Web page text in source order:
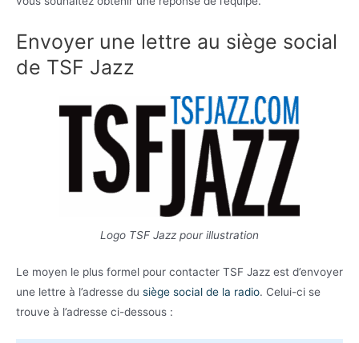
Envoyer une lettre au siège social
de TSF Jazz
Logo TSF Jazz pour illustration
Le moyen le plus formel pour contacter TSF Jazz est d’envoyer
une lettre à l’adresse du siège social de la radio. Celui-ci se
trouve à l’adresse ci-dessous :